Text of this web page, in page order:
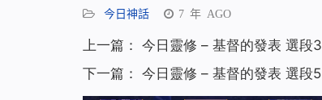
今日神話 7 年 AGO
上一篇： 今日靈修 – 基督的發表 選段3
下一篇： 今日靈修 – 基督的發表 選段5